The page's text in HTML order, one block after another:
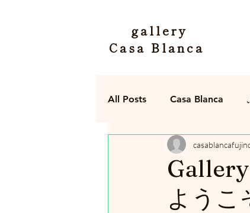
gallery
Casa Blanca
All Posts Casa Blanca
ようこ